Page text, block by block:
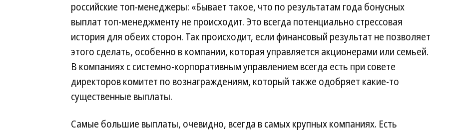
российские топ-менеджеры: «Бывает такое, что по результатам года бонусных
выплат топ-менеджменту не происходит. Это всегда потенциально стрессовая
история для обеих сторон. Так происходит, если финансовый результат не позволяет
этого сделать, особенно в компании, которая управляется акционерами или семьей.
В компаниях с системно-корпоративным управлением всегда есть при совете
директоров комитет по вознаграждениям, который также одобряет какие-то
существенные выплаты.
Самые большие выплаты, очевидно, всегда в самых крупных компаниях. Есть